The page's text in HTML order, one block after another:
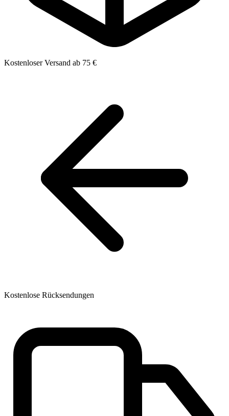
Kostenloser Versand ab 75 €
Kostenlose Rücksendungen